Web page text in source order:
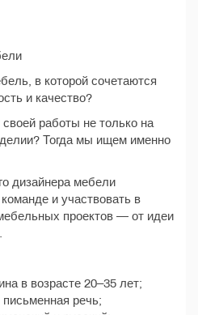
в которой сочетаются
и качество?
своей работы не только на
Тогда мы ищем именно
дизайнера мебели
и участвовать в
проектов — от идеи
в возрасте 20–35 лет;
письменная речь;